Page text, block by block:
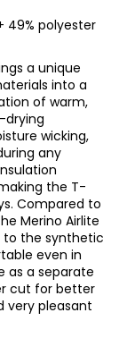
49% polyester
a unique
into a
of warm,
drying
wicking,
any
the T-
Compared to
Merino Airlite
to the synthetic
even in
as a separate
cut for better
very pleasant